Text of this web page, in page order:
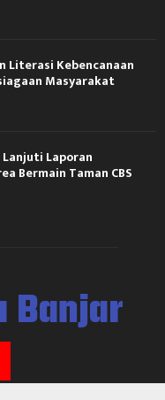
Literasi Kebencanaan
Masyarakat
Laporan
Bermain Taman CBS
Banjar